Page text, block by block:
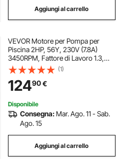
Aggiungi al carrello
VEVOR Motore per Pompa per
Piscina 2HP, 56Y, 230V (7.8A)
3450RPM, Fattore di Lavoro 1.3,
Condensatore da 50μF/250V,
Motore di Ricambio con Flangia
Quadrata con Rotazione CCW per
Pompe da Piscina
(1)
12490€
Disponibile
Consegna: Mar. Ago. 11 - Sab.
Ago. 15
Aggiungi al carrello